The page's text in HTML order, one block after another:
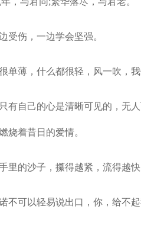
伤，一边学会坚强。
薄，什么都很轻，风一吹，我
自己的心是清晰可见的，无人
烧着昔日的爱情。
的沙子，攥得越紧，流得越快
可以轻易说出口，你，给不起